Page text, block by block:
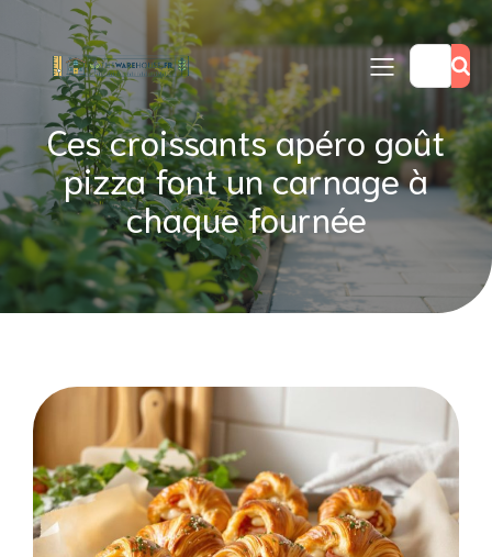
Ces croissants apéro goût
pizza font un carnage à
chaque fournée